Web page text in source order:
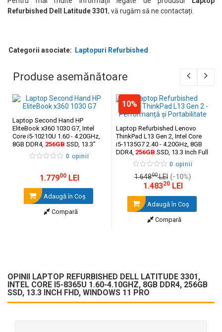
Refurbished Dell Latitude 3301, vă rugăm să ne contactați.
Categorii asociate: Laptopuri Refurbished
Produse asemănătoare
Laptop Second Hand HP
EliteBook x360 1030 G7, Intel
Core i5-10210U 1.60 - 4.20GHz,
8GB DDR4, 256GB SSD, 13.3"
FHD, Webcam
0 opinii
1.77900LEI
Adaugă în Coş
Compară
10%
Laptop Refurbished Lenovo
ThinkPad L13 Gen 2, Intel Core
i5-1135G7 2.40 - 4.20GHz, 8GB
DDR4, 256GB SSD, 13.3 Inch Full
HD + Windows 10 Pro
0 opinii
1.64800LEI (-10%)
1.48320LEI
Adaugă în Coş
Compară
OPINII LAPTOP REFURBISHED DELL LATITUDE 3301,
INTEL CORE I5-8365U 1.60-4.10GHZ, 8GB DDR4, 256GB
SSD, 13.3 INCH FHD, WINDOWS 11 PRO